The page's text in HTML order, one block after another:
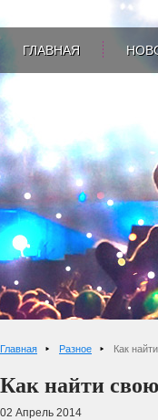
ГЛАВНАЯ
Главная Разное Как
Как найти
02 Апрель 2014